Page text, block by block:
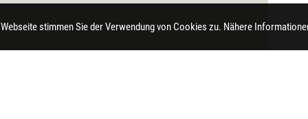
stimmen Sie der Verwendung von Cookies zu. Nähere